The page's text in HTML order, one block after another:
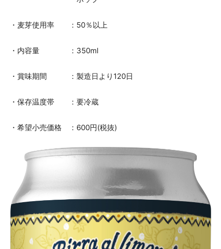
・麦芽使用率 ：50％以上
・内容量 ：350ml
・賞味期間 ：製造日より120日
・保存温度帯 ：要冷蔵
・希望小売価格 ：600円(税抜)